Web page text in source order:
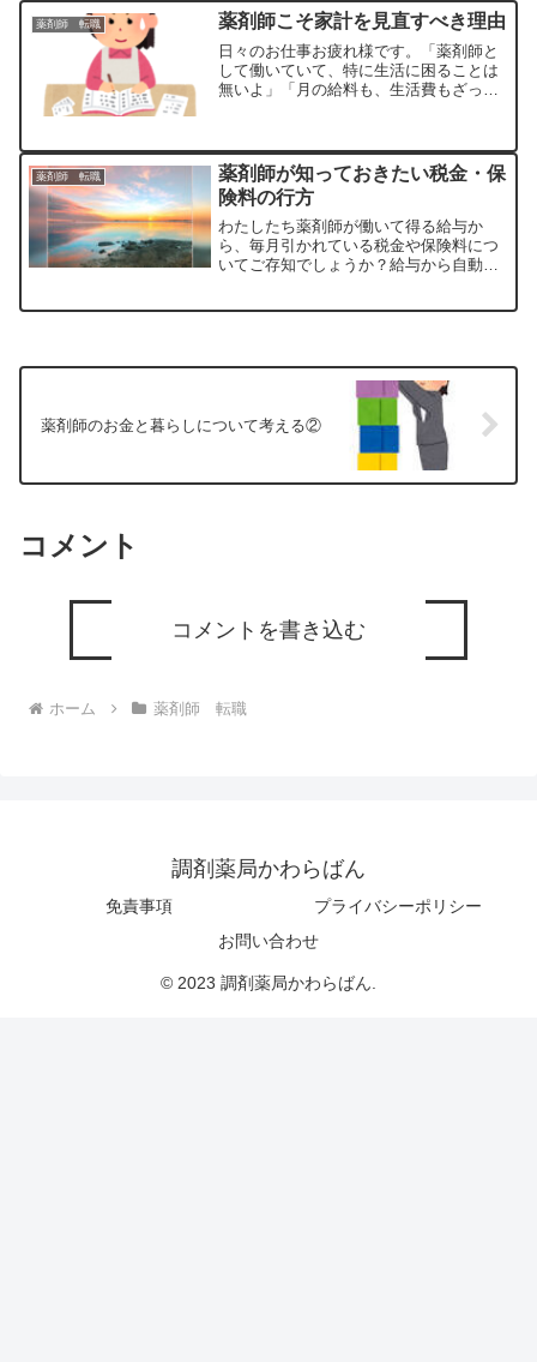
薬剤師 転職 薬剤師こそ家計を見直すべき理由
日々のお仕事お疲れ様です。「薬剤師と
して働いていて、特に生活に困ることは
無いよ」「月の給料も、生活費もざっく
削る必要は感じない」このように思って
いる方こそ、家計の見直し...
薬剤師 転職
薬剤師が知っておきたい税金・保
険料の行方
わたしたち薬剤師が働いて得る給与か
ら、毎月引かれている税金や保険料につ
いてご存知でしょうか？給与から自動で
薬剤師のお金と暮らしについて考える②
コメント
コメントを書き込む
ホーム 薬剤師 転職
調剤薬局かわらばん
免責事項
プライバシーポリシー
お問い合わせ
© 2023 調剤薬局かわらばん.